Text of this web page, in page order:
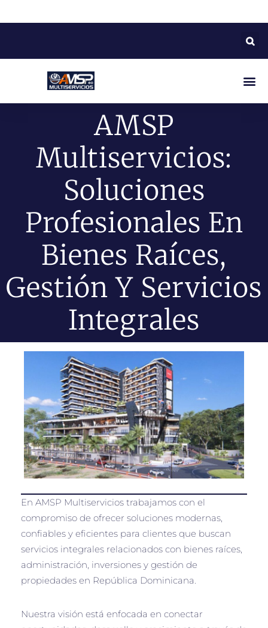
AMSP
Multiservicios:
Soluciones
Profesionales En
Bienes Raíces,
Gestión Y Servicios
Integrales
En AMSP Multiservicios trabajamos con el
compromiso de ofrecer soluciones modernas,
confiables y eficientes para clientes que buscan
servicios integrales relacionados con bienes raíces,
administración, inversiones y gestión de
propiedades en República Dominicana.
Nuestra visión está enfocada en conectar